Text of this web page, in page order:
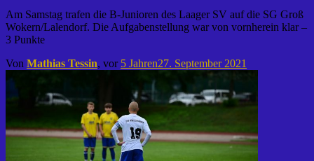
Am Samstag trafen die B-Junioren des Laager SV auf die SG Groß
Wokern/Lalendorf. Die Aufgabenstellung war von vornherein klar –
3 Punkte
Von Mathias Tessin, vor 5 Jahren27. September 2021